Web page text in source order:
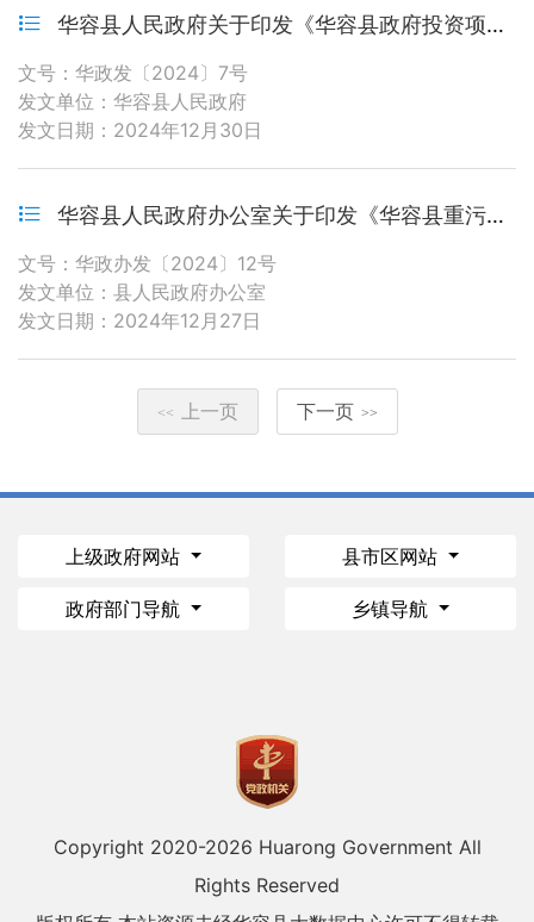
华容县人民政府关于印发《华容县政府投资项目管理办法》的通知
文号：华政发〔2024〕7号
发文单位：华容县人民政府
发文日期：2024年12月30日
华容县人民政府办公室关于印发《华容县重污染天气应急预案》的通知
文号：华政办发〔2024〕12号
发文单位：县人民政府办公室
发文日期：2024年12月27日
<< 上一页 下一页 >>
上级政府网站 县市区网站
政府部门导航 乡镇导航
Copyright 2020-2026 Huarong Government All
Rights Reserved